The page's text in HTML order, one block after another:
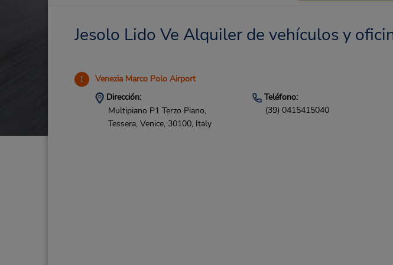
Jesolo Lido Ve Alquiler de vehículos y
1 Venezia Marco Polo Airport
Dirección:
Multipiano P1 Terzo Piano,
Tessera, Venice, 30100, Italy
Teléfono:
(39) 0415415040